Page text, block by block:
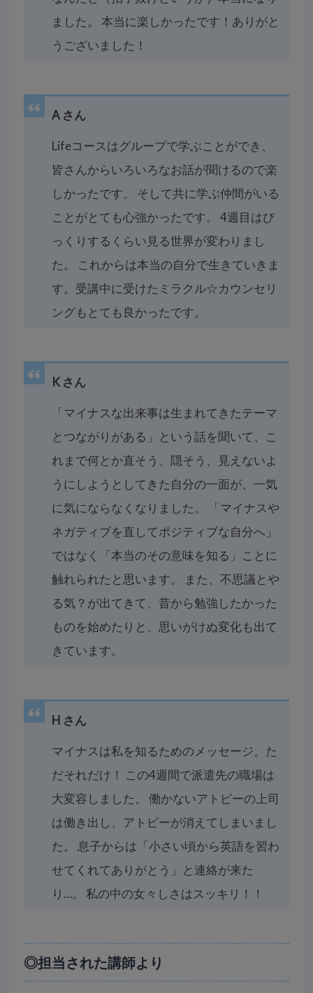
ました。 本当に楽しかったです！ありがと
うございました！
A さん
Lifeコースはグループで学ぶことができ、
皆さんからいろいろなお話が聞けるので楽
しかったです。 そして共に学ぶ仲間がいる
ことがとても心強かったです。 4週目はび
っくりするくらい見る世界が変わりまし
た。 これからは本当の自分で生きていきま
す。 受講中に受けたミラクル☆カウンセリ
ングもとても良かったです。
K さん
「マイナスな出来事は生まれてきたテーマ
とつながりがある」という話を聞いて、こ
れまで何とか直そう、隠そう、見えないよ
うにしようとしてきた自分の一面が、一気
に気にならなくなりました。
「マイナスや
ネガティブを直してポジティブな自分へ」
ではなく「本当のその意味を知る」ことに
触れられたと思います。
また、不思議とや
る気？が出てきて、昔から勉強したかった
ものを始めたりと、思いがけぬ変化も出て
きています。
H さん
マイナスは私を知るためのメッセージ。た
だそれだけ！ この4週間で派遣先の職場は
大変容しました。
働かないアトピーの上司
は働き出し、アトピーが消えてしまいまし
た。 息子からは「小さい頃から英語を習わ
せてくれてありがとう」と連絡が来た
り…。 私の中の女々しさはスッキリ！！
◎担当された講師より